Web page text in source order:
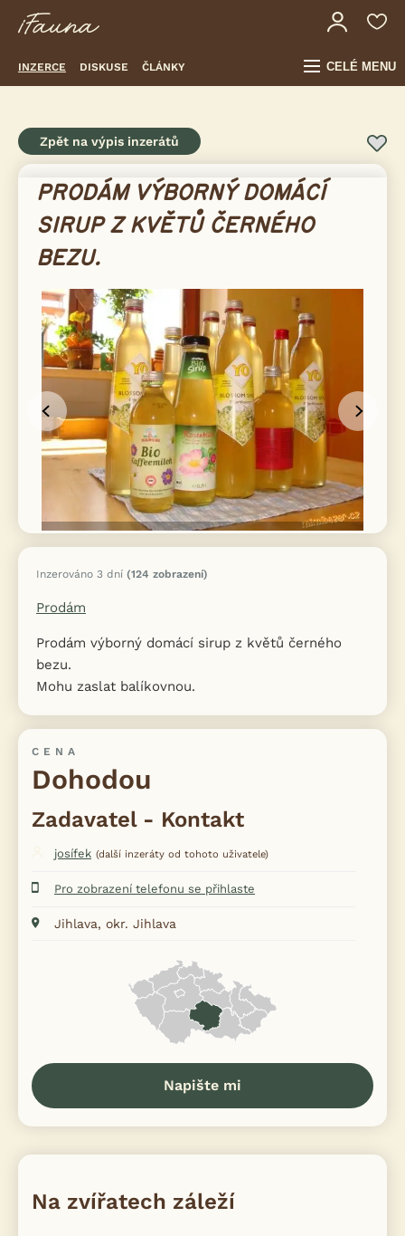
INZERCE DISKUSE ČLÁNKY CELÉ MENU
Zpět na výpis inzerátů
Inzerováno 3 dní (124 zobrazení)
Prodám
Prodám výborný domácí sirup z květů černého
bezu.
Mohu zaslat balíkovnou.
CENA
Dohodou
Zadavatel - Kontakt
josífek (další inzeráty od tohoto uživatele)
Pro zobrazení telefonu se přihlaste
Jihlava, okr. Jihlava
Napište mi
Na zvířatech záleží
PRODÁM VÝBORNÝ DOMÁCÍ
SIRUP Z KVĚTŮ ČERNÉHO
BEZU.